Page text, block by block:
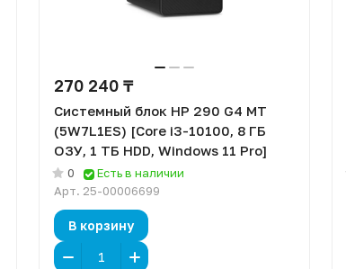
270 240 ₸
Системный блок HP 290 G4 MT
(5W7L1ES) [Core i3-10100, 8 ГБ
ОЗУ, 1 ТБ HDD, Windows 11 Pro]
0
Есть в наличии
Арт. 25-00006699
В корзину